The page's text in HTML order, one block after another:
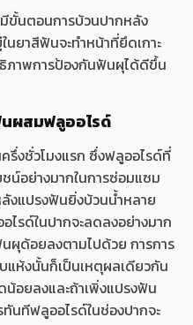
ขั้นตอนการบ้วนปากหลัง
ยาสีฟันจะทำหน้าที่ยึดเกาะ
ภาพการป้องกันฟันผุได้ดีขึ้น
ผสมฟลูออไรด์
รึ่งชั่วโมงแรก ซึ่งฟลูออไรด์ที่
น์อย่างมากในการซ่อมแซม
งแปรงฟันยิ่งบ้วนน้ำหลาย
รด์ในปากจะลดลงอย่างมาก
ผุด้อยลงตามไปด้วย การการ
แห้งนั้นก็เป็นเหตุผลเดียวกัน
น้อยลงและถ้าเพิ่งแปรงฟัน
นทีฟลูออไรด์ในช่องปากจะ